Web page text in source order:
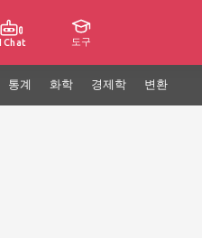
Chat 도구
통계 화학 경제학 변환